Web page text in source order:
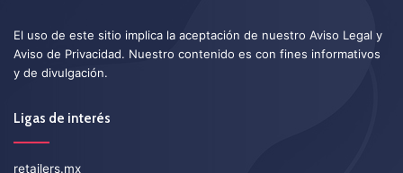
El uso de este sitio implica la aceptación de nuestro Aviso Legal y
Aviso de Privacidad. Nuestro contenido es con fines informativos
y de divulgación.
Ligas de interés
retailers.mx